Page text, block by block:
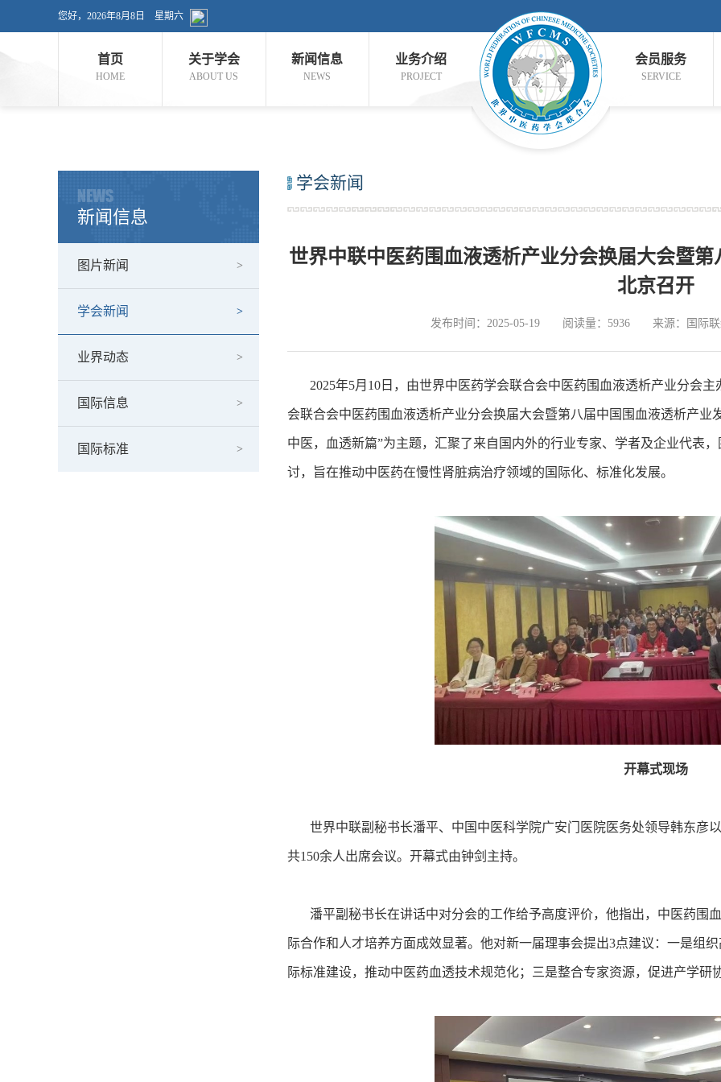
您好， 2026年8月8日 星期六
首页
HOME
关于学会
ABOUT US
新闻信息
NEWS
业务介绍
PROJECT
会员服务
SERVICE
NEWS
新闻信息
图片新闻
学会新闻
业界动态
国际信息
国际标准
学会新闻
世界中联中医药围血液透析产业分会换届大会暨
北京召开
发布时间：2025-05-19 阅读量：5936 来源：国际
2025年5月10日，由世界中医药学会联合会中医药围血液透析产业分会主
会联合会中医药围血液透析产业分会换届大会暨第八届中国围血液透析产业
中医，血透新篇”为主题，汇聚了来自国内外的行业专家、学者及企业代表
讨，旨在推动中医药在慢性肾脏病治疗领域的国际化、标准化发展。
开幕式现场
世界中联副秘书长潘平、中国中医科学院广安门医院医务处领导韩东彦
共150余人出席会议。开幕式由钟剑主持。
潘平副秘书长在讲话中对分会的工作给予高度评价，他指出，中医药围
际合作和人才培养方面成效显著。他对新一届理事会提出3点建议：一是组
际标准建设，推动中医药血透技术规范化；三是整合专家资源，促进产学研